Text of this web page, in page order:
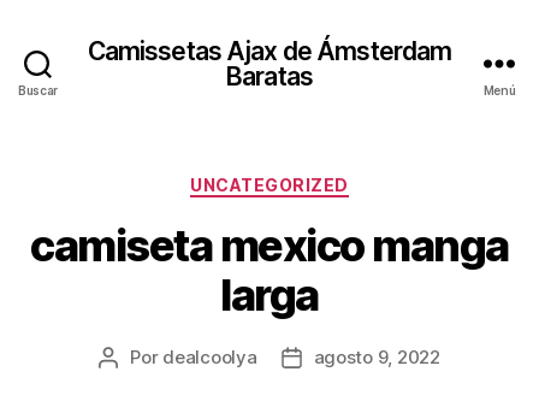
Buscar
Camissetas Ajax de Ámsterdam
Baratas
Menú
Categorías
UNCATEGORIZED
camiseta mexico manga
larga
Autor
Por dealcoolya
Fechaagosto 9, 2022